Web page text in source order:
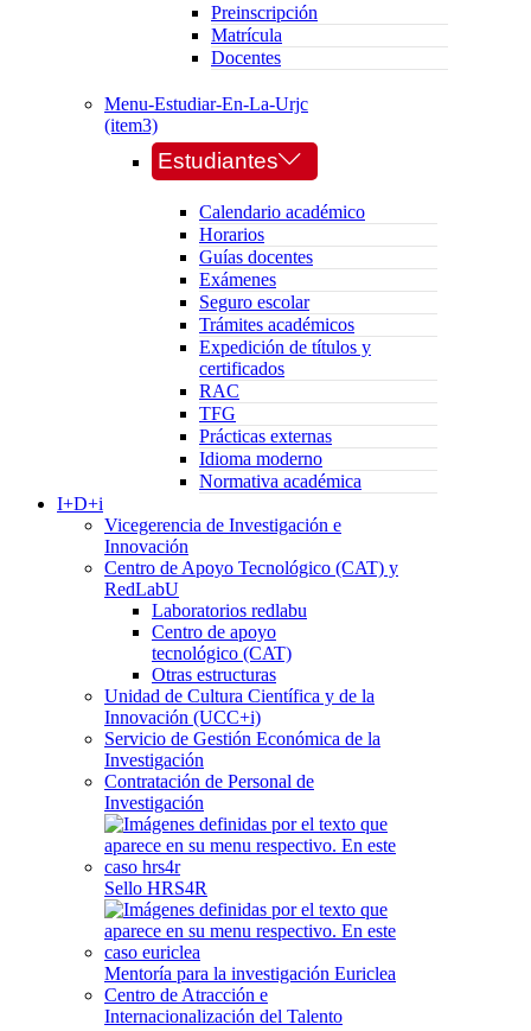
Preinscripción
Matrícula
Docentes
Menu-Estudiar-En-La-Urjc
(item3)
Estudiantes
Calendario académico
Horarios
Guías docentes
Exámenes
Seguro escolar
Trámites académicos
Expedición de títulos y
certificados
RAC
TFG
Prácticas externas
Idioma moderno
Normativa académica
I+D+i
Vicegerencia de Investigación e
Innovación
Centro de Apoyo Tecnológico (CAT) y
RedLabU
Laboratorios redlabu
Centro de apoyo
tecnológico (CAT)
Otras estructuras
Unidad de Cultura Científica y de la
Innovación (UCC+i)
Servicio de Gestión Económica de la
Investigación
Contratación de Personal de
Investigación
Sello HRS4R
Mentoría para la investigación Euriclea
Centro de Atracción e
Internacionalización del Talento